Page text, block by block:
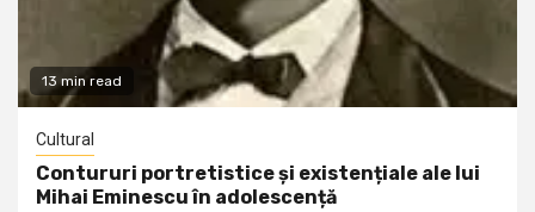
13 min read
Cultural
Contururi portretistice și existențiale ale lui
Mihai Eminescu în adolescență